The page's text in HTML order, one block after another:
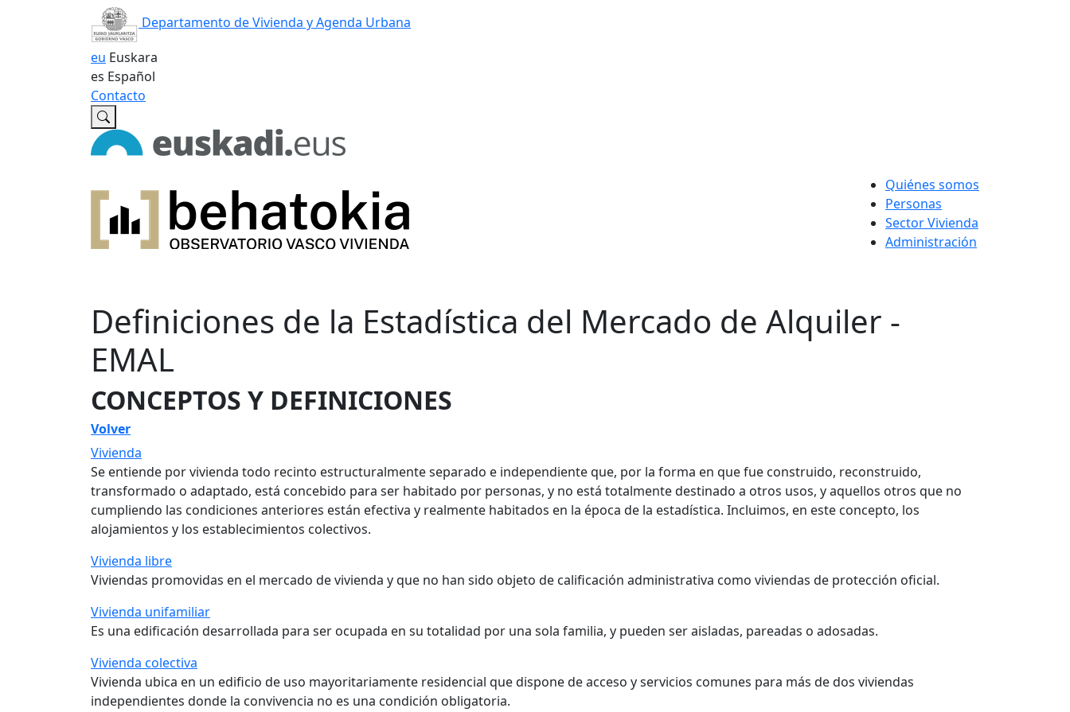
Departamento de Vivienda y Agenda Urbana
eu Euskara
es Español
Contacto
Quiénes somos
Personas
Sector Vivienda
Administración
Definiciones de la Estadística del Mercado de Alquiler -
EMAL
CONCEPTOS Y DEFINICIONES
Volver
Vivienda
Se entiende por vivienda todo recinto estructuralmente separado e independiente que, por la forma en que fue construido, reconstruido,
transformado o adaptado, está concebido para ser habitado por personas, y no está totalmente destinado a otros usos, y aquellos otros que no
cumpliendo las condiciones anteriores están efectiva y realmente habitados en la época de la estadística. Incluimos, en este concepto, los
alojamientos y los establecimientos colectivos.
Vivienda libre
Viviendas promovidas en el mercado de vivienda y que no han sido objeto de calificación administrativa como viviendas de protección oficial.
Vivienda unifamiliar
Es una edificación desarrollada para ser ocupada en su totalidad por una sola familia, y pueden ser aisladas, pareadas o adosadas.
Vivienda colectiva
Vivienda ubica en un edificio de uso mayoritariamente residencial que dispone de acceso y servicios comunes para más de dos viviendas
independientes donde la convivencia no es una condición obligatoria.